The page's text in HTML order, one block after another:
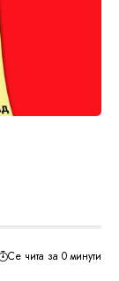
Се чита за 0 минути